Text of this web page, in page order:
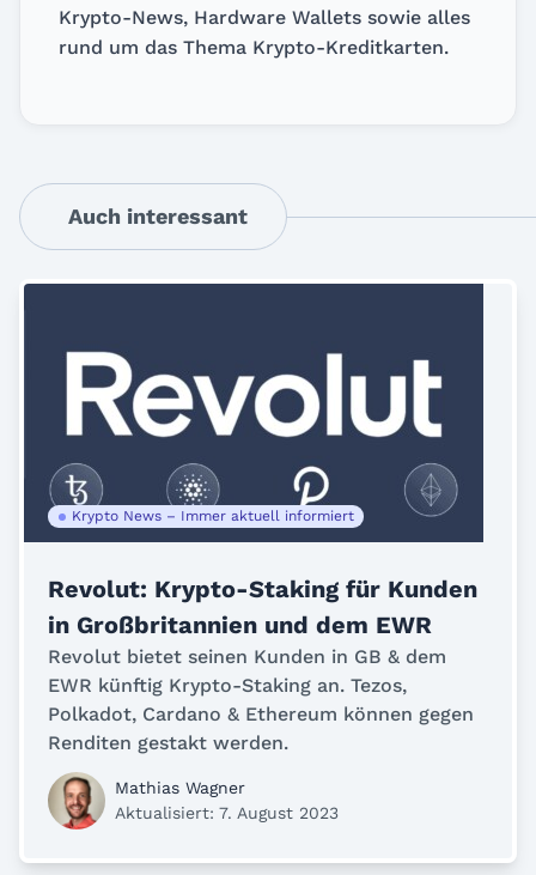
Krypto-News, Hardware Wallets sowie alles
rund um das Thema Krypto-Kreditkarten.
Auch interessant
Krypto News – Immer aktuell informiert
Revolut: Krypto-Staking für Kunden
in Großbritannien und dem EWR
Revolut bietet seinen Kunden in GB & dem
EWR künftig Krypto-Staking an. Tezos,
Polkadot, Cardano & Ethereum können gegen
Renditen gestakt werden.
Mathias Wagner
Aktualisiert: 7. August 2023